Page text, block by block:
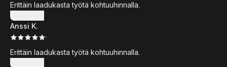
Erittäin laadukasta työtä kohtuuhinnalla.
Show more
Anssi K.
·
Erittäin laadukasta työtä kohtuuhinnalla.
Show more